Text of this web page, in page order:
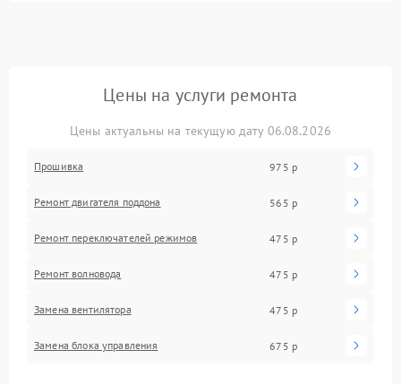
Цены на услуги ремонта
Цены актуальны на текущую дату 06.08.2026
Прошивка 975 р
Ремонт двигателя поддона 565 р
Ремонт переключателей режимов 475 р
Ремонт волновода 475 р
Замена вентилятора 475 р
Замена блока управления 675 р